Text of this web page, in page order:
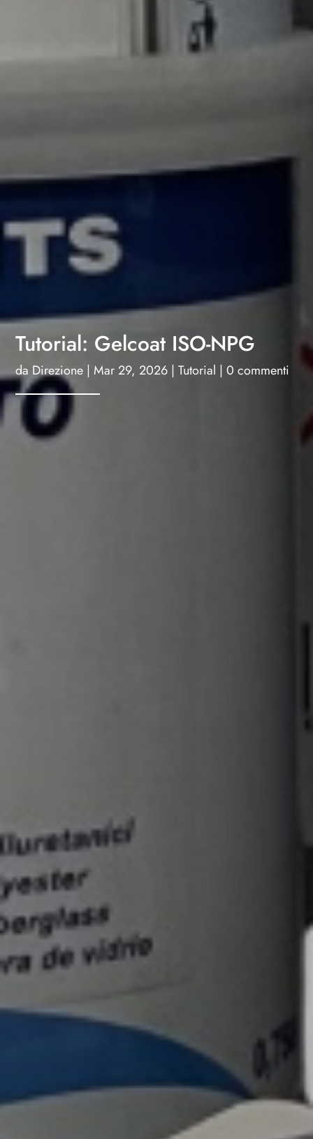
Tutorial: Gelcoat ISO-NPG
da Direzione |Mar 29, 2026 |Tutorial |0 commenti